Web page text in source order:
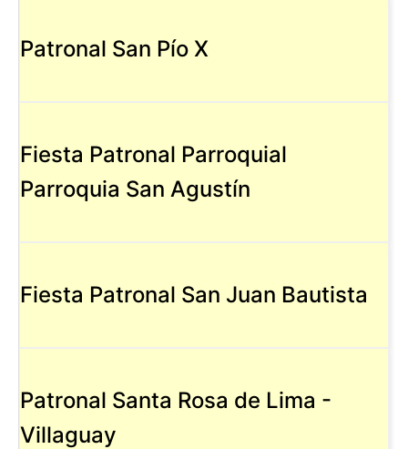
Patronal San Pío X
Fiesta Patronal Parroquial
Parroquia San Agustín
Fiesta Patronal San Juan Bautista
Patronal Santa Rosa de Lima -
Villaguay